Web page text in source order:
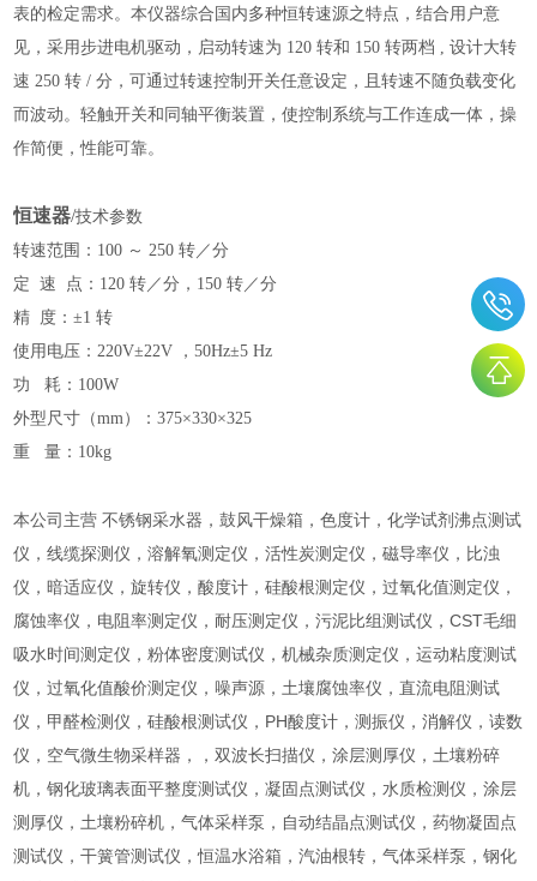
表的检定需求。本仪器综合国内多种恒转速源之特点，结合用户意
见，采用步进电机驱动，启动转速为 120 转和 150 转两档 , 设计大转
速 250 转 / 分，可通过转速控制开关任意设定，且转速不随负载变化
而波动。轻触开关和同轴平衡装置，使控制系统与工作连成一体，操
作简便，性能可靠。
恒速器/技术参数
转速范围： 100 ～ 250 转／分
定 速 点：120 转／分，150 转／分
精 度：±1 转
使用电压：220V±22V ，50Hz±5 Hz
功 耗：100W
外型尺寸（mm）：375×330×325
重 量：10kg
本公司主营 不锈钢采水器，鼓风干燥箱，色度计，化学试剂沸点测试
仪，线缆探测仪，溶解氧测定仪，活性炭测定仪，磁导率仪，比浊
仪，暗适应仪，旋转仪，酸度计，硅酸根测定仪，过氧化值测定仪，
腐蚀率仪，电阻率测定仪，耐压测定仪，污泥比组测试仪，CST毛细
吸水时间测定仪，粉体密度测试仪，机械杂质测定仪，运动粘度测试
仪，过氧化值酸价测定仪，噪声源，土壤腐蚀率仪，直流电阻测试
仪，甲醛检测仪，硅酸根测试仪，PH酸度计，测振仪，消解仪，读数
仪，空气微生物采样器，，双波长扫描仪，涂层测厚仪，土壤粉碎
机，钢化玻璃表面平整度测试仪，凝固点测试仪，水质检测仪，涂层
测厚仪，土壤粉碎机，气体采样泵，自动结晶点测试仪，药物凝固点
测试仪，干簧管测试仪，恒温水浴箱，汽油根转，气体采样泵，钢化